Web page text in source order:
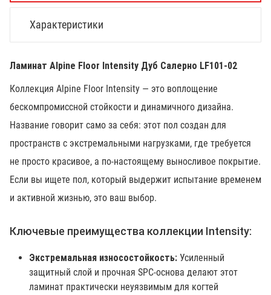
Характеристики
Ламинат Alpine Floor Intensity Дуб Салерно LF101-02
Коллекция Alpine Floor Intensity — это воплощение
бескомпромиссной стойкости и динамичного дизайна.
Название говорит само за себя: этот пол создан для
пространств с экстремальными нагрузками, где требуется
не просто красивое, а по-настоящему выносливое покрытие.
Если вы ищете пол, который выдержит испытание временем
и активной жизнью, это ваш выбор.
Ключевые преимущества коллекции Intensity:
Экстремальная износостойкость: Усиленный
защитный слой и прочная SPC-основа делают этот
ламинат практически неуязвимым для когтей